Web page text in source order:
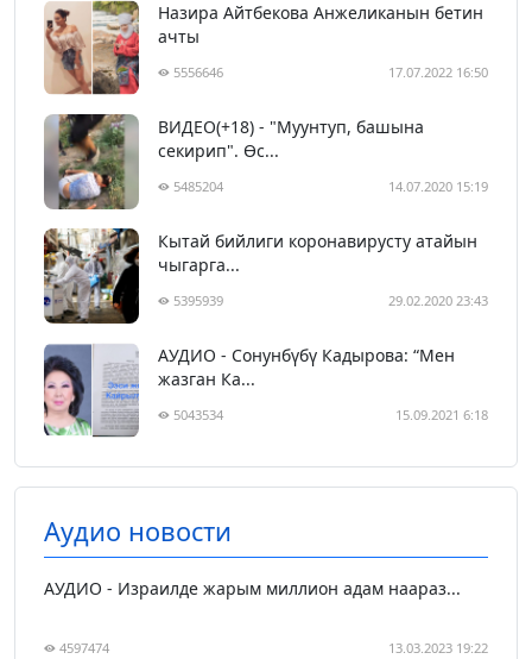
Назира Айтбекова Анжеликанын бетин
ачты
5556646 17.07.2022 16:50
ВИДЕО(+18) - "Муунтуп, башына
секирип". Өс...
5485204 14.07.2020 15:19
Кытай бийлиги коронавирусту атайын
чыгарга...
5395939 29.02.2020 23:43
АУДИО - Сонунбүбү Кадырова: “Мен
жазган Ка...
5043534 15.09.2021 6:18
Аудио новости
АУДИО - Израилде жарым миллион адам наараз...
4597474 13.03.2023 19:22